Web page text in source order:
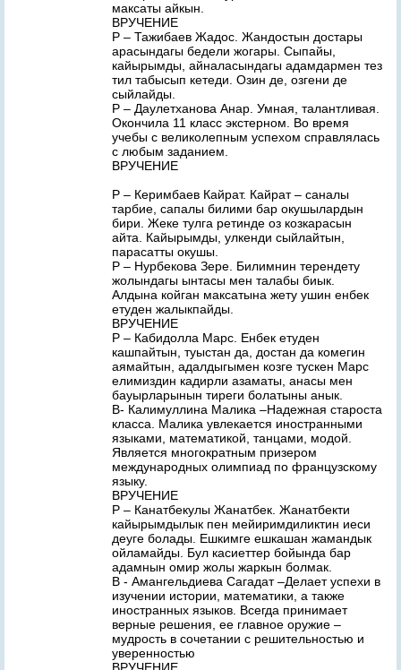
максаты айкын.
ВРУЧЕНИЕ
Р – Тажибаев Жадос. Жандостын достары
арасындагы бедели жогары. Сыпайы,
кайырымды, айналасындагы адамдармен тез
тил табысып кетеди. Озин де, озгени де
сыйлайды.
Р – Даулетханова Анар. Умная, талантливая.
Окончила 11 класс экстерном. Во время
учебы с великолепным успехом справлялась
с любым заданием.
ВРУЧЕНИЕ
Р – Керимбаев Кайрат. Кайрат – саналы
тарбие, сапалы билими бар окушылардын
бири. Жеке тулга ретинде оз козкарасын
айта. Кайырымды, улкенди сыйлайтын,
парасатты окушы.
Р – Нурбекова Зере. Билимнин терендету
жолындагы ынтасы мен талабы биык.
Алдына койган максатына жету ушин енбек
етуден жалыкпайды.
ВРУЧЕНИЕ
Р – Кабидолла Марс. Енбек етуден
кашпайтын, туыстан да, достан да комегин
аямайтын, адалдыгымен козге тускен Марс
елимиздин кадирли азаматы, анасы мен
бауырларынын тиреги болатыны анык.
В- Калимуллина Малика –Надежная староста
класса. Малика увлекается иностранными
языками, математикой, танцами, модой.
Является многократным призером
международных олимпиад по французскому
языку.
ВРУЧЕНИЕ
Р – Канатбекулы Жанатбек. Жанатбекти
кайырымдылык пен мейиримдиликтин иеси
деуге болады. Ешкимге ешкашан жамандык
ойламайды. Бул касиеттер бойында бар
адамнын омир жолы жаркын болмак.
В - Амангельдиева Сагадат –Делает успехи в
изучении истории, математики, а также
иностранных языков. Всегда принимает
верные решения, ее главное оружие –
мудрость в сочетании с решительностью и
уверенностью